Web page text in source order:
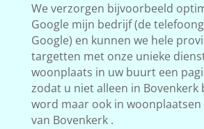
We verzorgen bijvoorbeeld
Google mijn bedrijf (de
Google) en kunnen we hele
targetten met onze unieke
woonplaats in uw buurt een
zodat u niet alleen in Bovenkerk
word maar ook in
van Bovenkerk .